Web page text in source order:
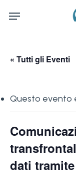
Menu
« Tutti gli Eventi
Questo evento
dati